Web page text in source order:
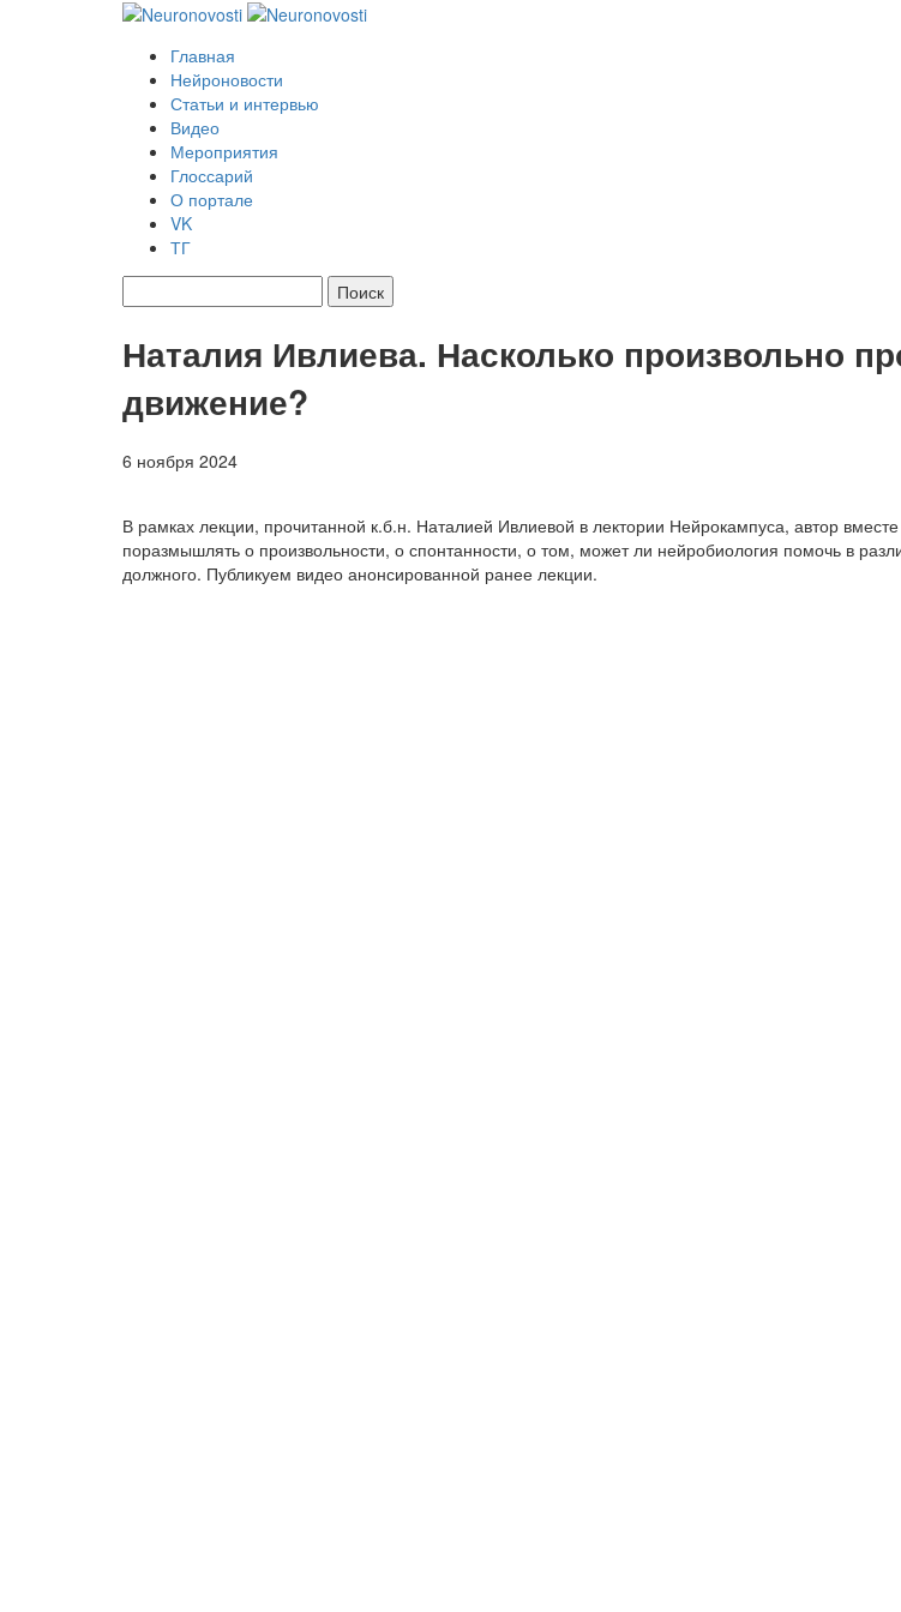
Главная
Нейроновости
Статьи и интервью
Видео
Мероприятия
Глоссарий
О портале
VK
ТГ
Наталия Ивлиева. Насколько произвольно
движение?
6 ноября 2024
В рамках лекции, прочитанной к.б.н. Наталией Ивлиевой в лектории Нейрокампуса, автор
поразмышлять о произвольности, о спонтанности, о том, может ли нейробиология помочь в
должного. Публикуем видео анонсированной ранее лекции.